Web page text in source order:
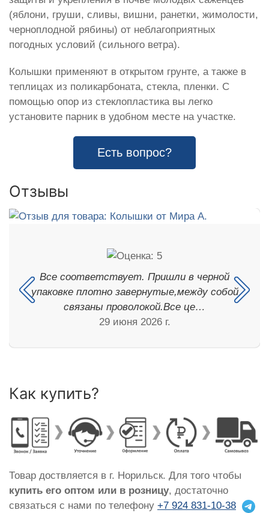
(яблони, груши, сливы, вишни, ранетки, жимолости,
черноплодной рябины) от неблагоприятных
погодных условий (сильного ветра).
Колышки применяют в открытом грунте, а также в
теплицах из поликарбоната, стекла, пленки. С
помощью опор из стеклопластика вы легко
установите парник в удобном месте на участке.
Есть вопрос?
Отзывы
Все соответствует. Пришли в черной
упаковке плотно завернутые,между собой
связаны проволокой.Все це…
29 июня 2026 г.
Как купить?
Товар доствляется в г. Норильск. Для того чтобы
купить его оптом или в розницу, достаточно
связаться с нами по телефону +7 924 831-10-38